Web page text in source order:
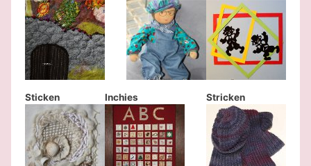
Sticken Stricken
Inchies